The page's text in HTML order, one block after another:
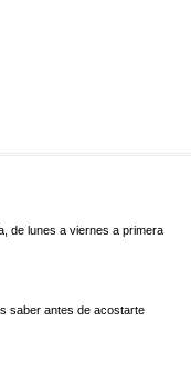
de lunes a viernes a primera
saber antes de acostarte